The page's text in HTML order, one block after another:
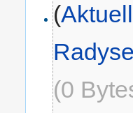
(Aktuell
(0